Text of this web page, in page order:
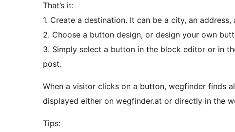
That’s it:
1. Create a destination. It can be a city, an
2. Choose a button design, or design your own
3. Simply select a button in the block editor or in
post.
When a visitor clicks on a button, wegfinder finds
displayed either on wegfinder.at or directly in the
Tips: